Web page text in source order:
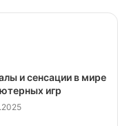
и сенсации в мире
игр